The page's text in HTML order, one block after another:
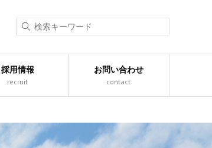
採用情報
recruit
お問い合わせ
contact